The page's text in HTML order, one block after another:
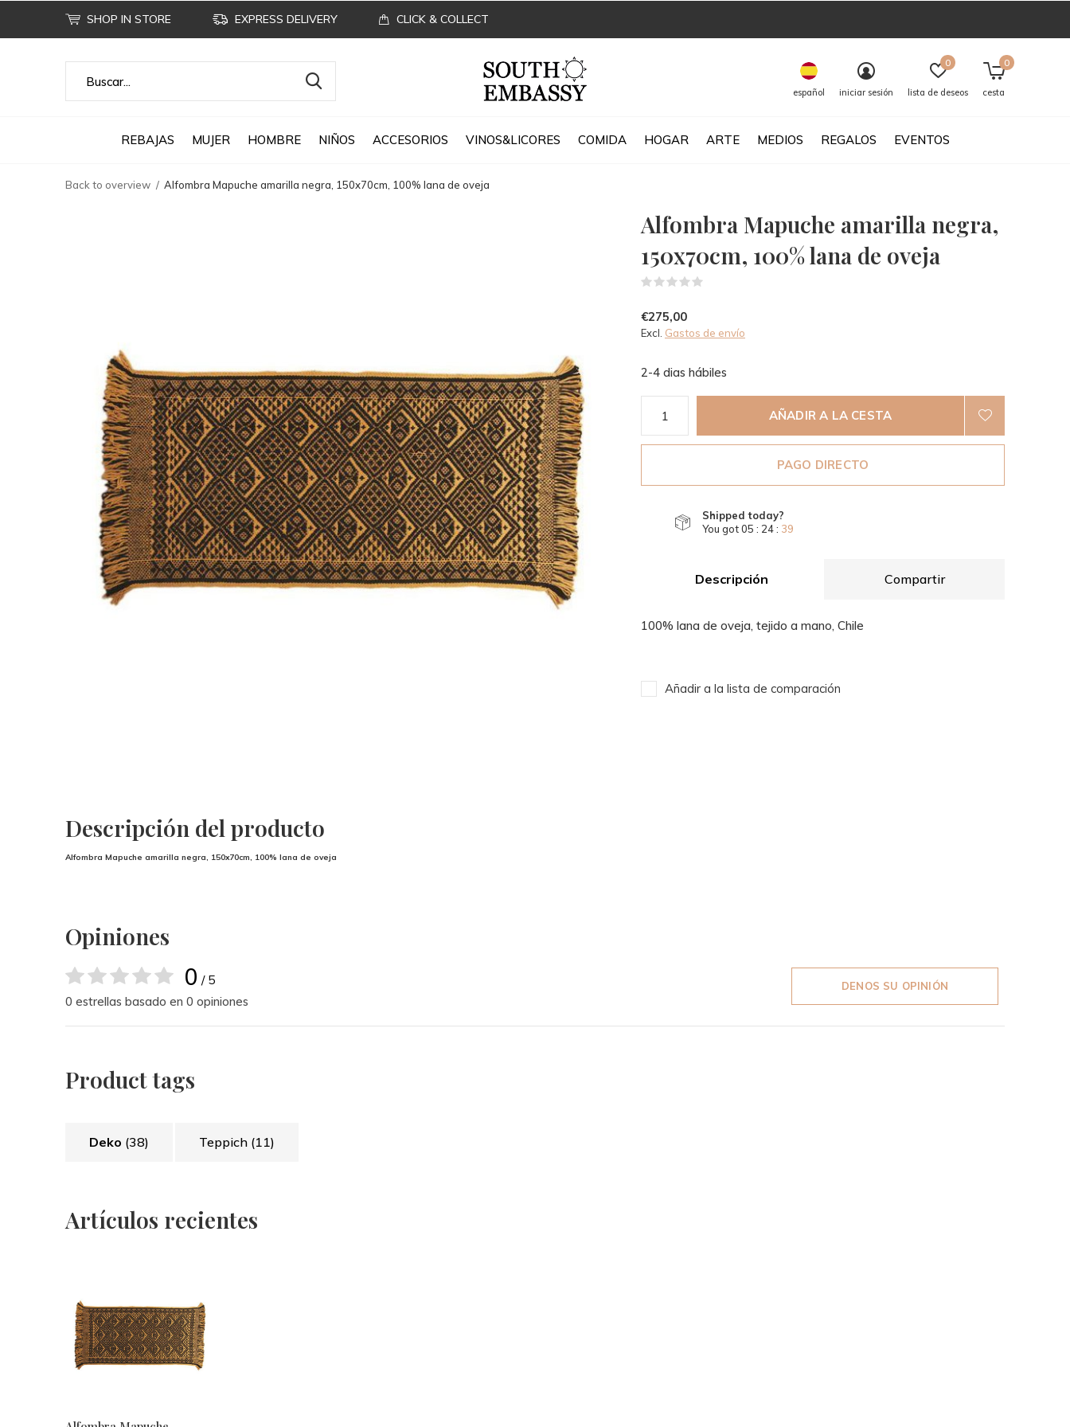
REBAJAS MUJER HOMBRE NIÑOS ACCESORIOS VINOS&LICORES COMIDA HOGAR ARTE MEDIOS REGALOS EVENTOS
español iniciar sesión lista de deseos
0
cesta
0
SHOP IN STORE EXPRESS DELIVERY CLICK & COLLECT
Back to overview Alfombra Mapuche amarilla negra, 150x70cm, 100% lana de oveja
Alfombra Mapuche amarilla negra,
150x70cm, 100% lana de oveja
€275,00
Excl. Gastos de envío
2-4 dias hábiles
AÑADIR A LA CESTA
PAGO DIRECTO
Shipped today?
You got05 : 24 : 38
Descripción Compartir
100% lana de oveja, tejido a mano, Chile
Añadir a la lista de comparación
Descripción del producto
Alfombra Mapuche amarilla negra, 150x70cm, 100% lana de oveja
Opiniones
0 / 5
0 estrellas basado en 0 opiniones
DENOS SU OPINIÓN
Product tags
Deko (38) Teppich (11)
Artículos recientes